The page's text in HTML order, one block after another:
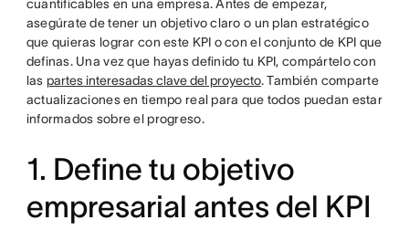
cuantificables en una empresa. Antes de empezar,
asegúrate de tener un objetivo claro o un plan estratégico
que quieras lograr con este KPI o con el conjunto de KPI que
definas. Una vez que hayas definido tu KPI, compártelo con
las partes interesadas clave del proyecto. También comparte
actualizaciones en tiempo real para que todos puedan estar
informados sobre el progreso.
1. Define tu objetivo
empresarial antes del KPI